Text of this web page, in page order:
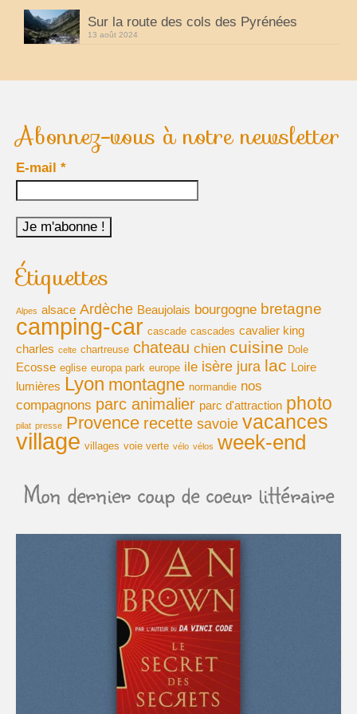
voyages-camping-car
Aires de services en vue Panoramiques
loisirs voyages sports et culture (forum)
le site du cc (forum)
élevage de cavalier king charles
moteur de recherche récits de voyage
Cuisine
Sur la route des cols des Pyrénées
13 août 2024
Abonnez-vous à notre newsletter
E-mail *
Étiquettes
Alpes alsace Ardèche Beaujolais bourgogne bretagne
camping-car cascade cascades cavalier king
charles celte chartreuse chateau chien cuisine Dole
Ecosse eglise europa park europe ile isère jura lac Loire
lumières Lyon montagne normandie nos
compagnons parc animalier parc d'attraction photo
pilat presse Provence recette savoie vacances
village villages voie verte vélo vélos week-end
Mon dernier coup de coeur littéraire